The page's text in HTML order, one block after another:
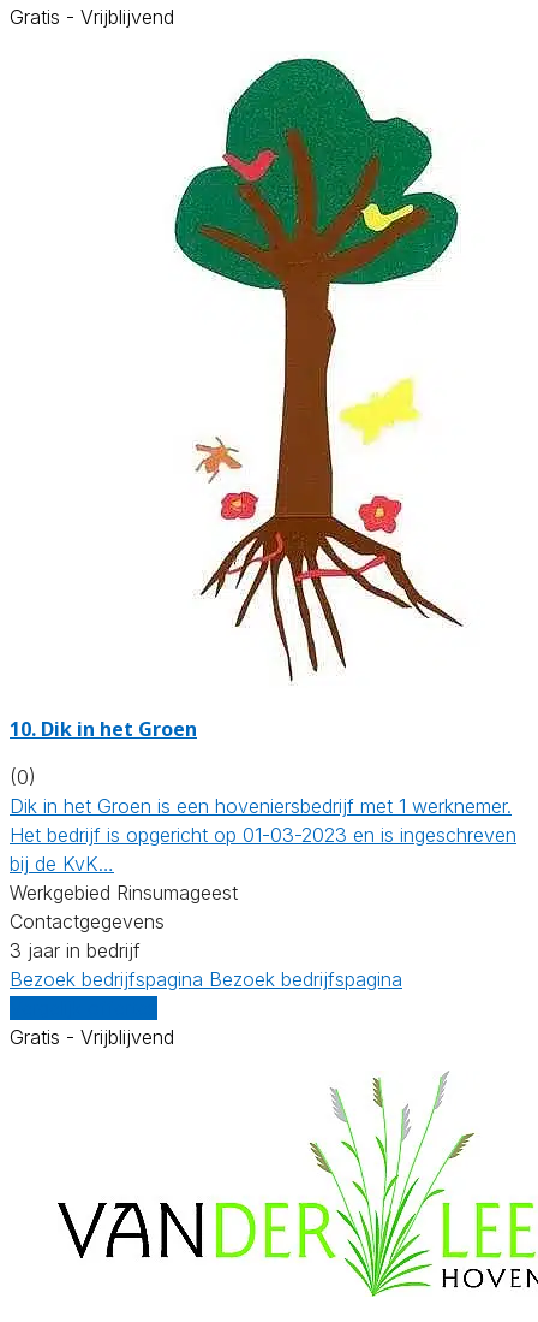
Gratis - Vrijblijvend
10. Dik in het Groen
(0)
Dik in het Groen is een hoveniersbedrijf met 1 werknemer.
Het bedrijf is opgericht op 01-03-2023 en is ingeschreven
bij de KvK…
Werkgebied Rinsumageest
Contactgegevens
3 jaar in bedrijf
Bezoek bedrijfspagina Bezoek bedrijfspagina
Gratis - Vrijblijvend